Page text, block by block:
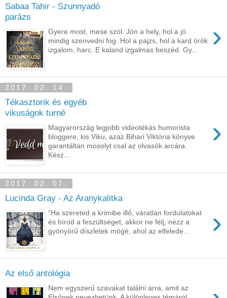
Sabaa Tahir - Szunnyadó
parázs
›
Gyere most, mese szól. Jön a hely, hol a jó
mindig szenvedni fog. Hol a pajzs, hol a kard örök
izgalom, harc. E kaland izgalmas beszéd. Gy...
2017. 02. 14.
Tékasztorik és egyéb
vikuságok turné
›
Magyarország legjobb videotékás humorista
bloggere, kis Viku, azaz Bihari ​Viktória könyve
garantáltan mosolyt csal az olvasók arcára.
Kész...
2017. 02. 07.
Lucinda Gray - Az Aranykalitka
›
“Ha szereted a krimibe illő, váratlan fordulatokat
és bírod a feszültséget, akkor ne félj, nézz a
gyönyörű díszletek mögé, ahol az elfelede...
Az első antológia
Nem egyszerű szavakat találni arra, amit az